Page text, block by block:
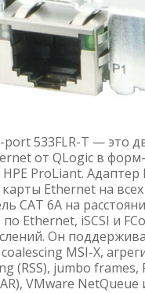
533FLR-T — это
от QLogic в
ProLiant.
Ethernet на
CAT 6A на
Ethernet, iSCSI и
Он
MSI-X,
(RSS), jumbo
VMware NetQueue